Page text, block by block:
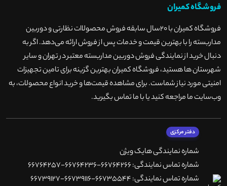
فروشگاه کمیران
فروشگاه کمیران با ۲۰سال سابقه فروش محصولاات نظارتی و دوربین
مداربسته را با بهترین قیمت و خدمات پس از فروش ارائه می‌دهد. اگر به
دنبال خرید از نمایندگی فروش دوربین مداربسته معتبر در تهران و سایر
شهرستان ها هستید، فروشگاه کمیران بهترین گزینه برای تامین تجهیزات
امنیتی مورد نیاز شماست. برای مشاهده قیمت‌ها و خرید انواع محصولات، به
وب‌سایت ما مراجعه کنید یا با ما تماس بگیرید.
دفتر مرکزی
شماره نمایندگی هایک ویژن
شماره تماس نمایندگی: 66764266-66764236-66764257
شماره تماس نمایندگی: 66735544-66739116-66739127